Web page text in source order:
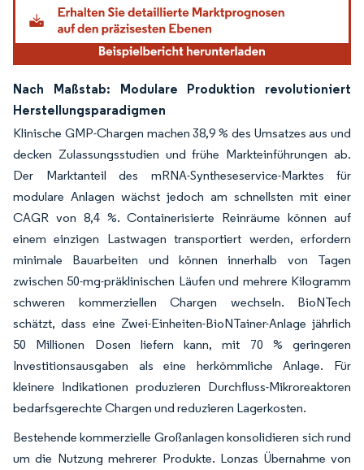
Nach Maßstab: Modulare Produktion revolutioniert
Herstellungsparadigmen
Klinische GMP-Chargen machen 38,9 % des Umsatzes aus und
decken Zulassungsstudien und frühe Markteinführungen ab.
Der Marktanteil des mRNA-Syntheseservice-Marktes für
modulare Anlagen wächst jedoch am schnellsten mit einer
CAGR von 8,4 %. Containerisierte Reinräume können auf
einem einzigen Lastwagen transportiert werden, erfordern
minimale Bauarbeiten und können innerhalb von Tagen
zwischen 50-mg-präklinischen Läufen und mehrere Kilogramm
schweren kommerziellen Chargen wechseln. BioNTech
schätzt, dass eine Zwei-Einheiten-BioNTainer-Anlage jährlich
50 Millionen Dosen liefern kann, mit 70 % geringeren
Investitionsausgaben als eine herkömmliche Anlage. Für
kleinere Indikationen produzieren Durchfluss-Mikroreaktoren
bedarfsgerechte Chargen und reduzieren Lagerkosten.
Bestehende kommerzielle Großanlagen konsolidieren sich rund
um die Nutzung mehrerer Produkte. Lonzas Übernahme von